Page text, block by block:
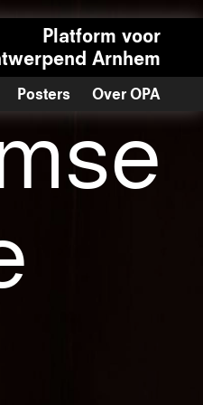
Platform voor
Arnhem
Posters Over OPA